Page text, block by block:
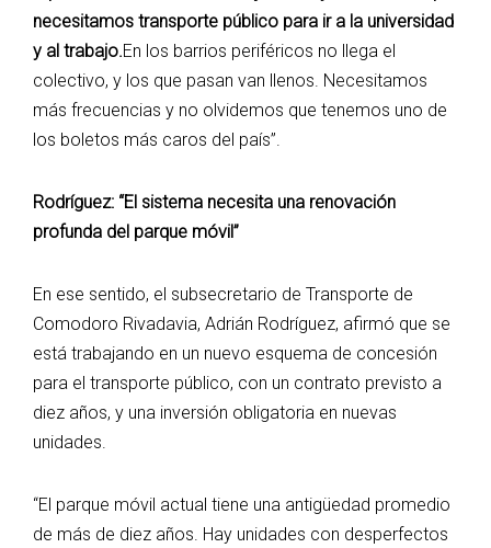
necesitamos transporte público para ir a la universidad
y al trabajo.En los barrios periféricos no llega el
colectivo, y los que pasan van llenos. Necesitamos
más frecuencias y no olvidemos que tenemos uno de
los boletos más caros del país”.
Rodríguez: “El sistema necesita una renovación
profunda del parque móvil”
En ese sentido, el subsecretario de Transporte de
Comodoro Rivadavia, Adrián Rodríguez, afirmó que se
está trabajando en un nuevo esquema de concesión
para el transporte público, con un contrato previsto a
diez años, y una inversión obligatoria en nuevas
unidades.
“El parque móvil actual tiene una antigüedad promedio
de más de diez años. Hay unidades con desperfectos